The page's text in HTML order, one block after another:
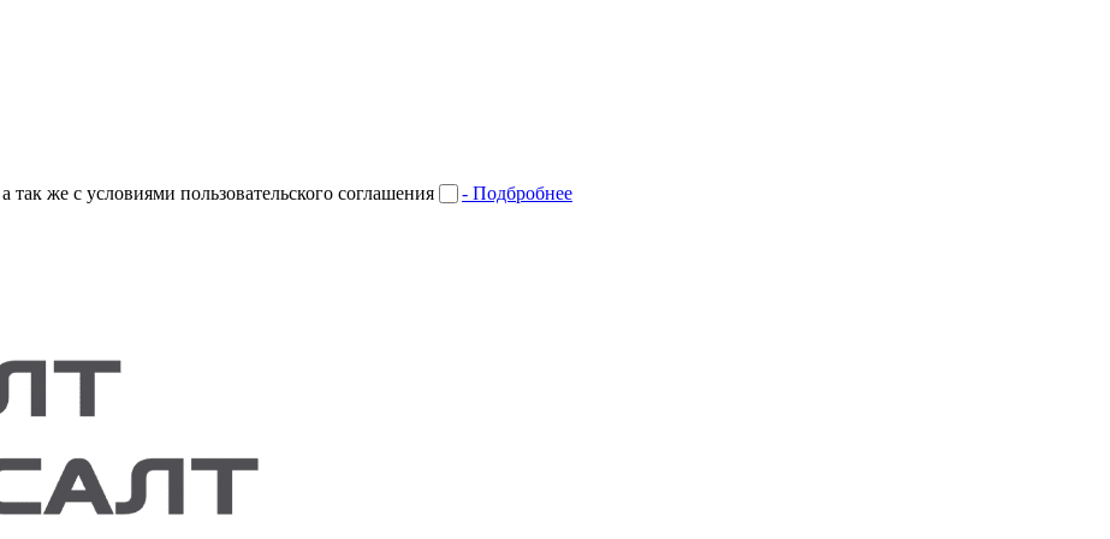
же с условиями пользовательского соглашения - Подбробнее